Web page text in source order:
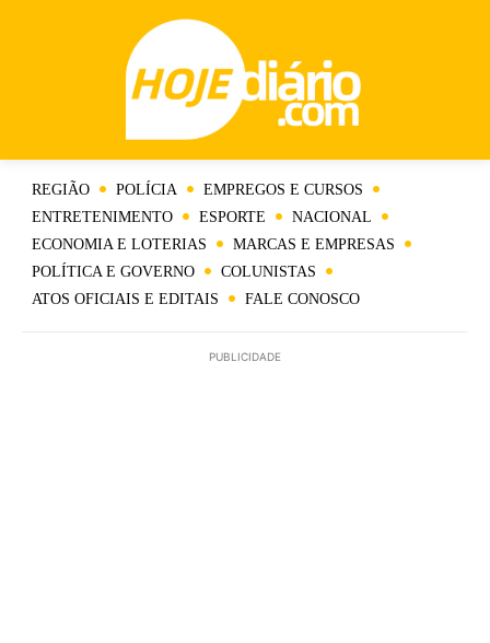
REGIÃO POLÍCIA
EMPREGOS E CURSOS
ENTRETENIMENTO
ESPORTE
NACIONAL
ECONOMIA E LOTERIAS
MARCAS E EMPRESAS
POLÍTICA E GOVERNO
COLUNISTAS
ATOS OFICIAIS E EDITAIS
FALE CONOSCO
PUBLICIDADE